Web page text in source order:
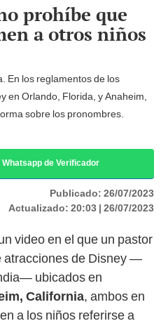
prohíbe que
a otros niños
En los reglamentos de los
en Orlando, Florida, y Anaheim,
sobre los pronombres.
de Verificador
Publicado: 26/07/2023
Actualizado: 20:03 | 26/07/2023
video en el que un pastor
atracciones de Disney —
ubicados en
California, ambos en
a los niños referirse a